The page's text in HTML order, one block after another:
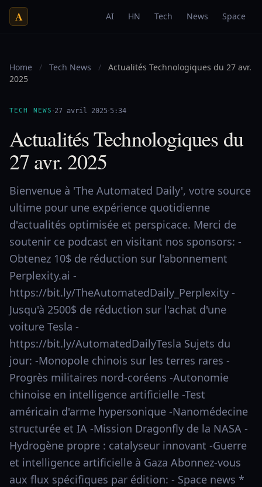
A AI HN Tech News Space
Home / Tech News /
Actualités Technologiques du 27 avr.
2025
TECH NEWS ·27 avril 2025·5:34
Actualités Technologiques du
27 avr. 2025
Bienvenue à 'The Automated Daily', votre source
ultime pour une expérience quotidienne
d'actualités optimisée et perspicace. Merci de
soutenir ce podcast en visitant nos sponsors: -
Obtenez 10$ de réduction sur l'abonnement
Perplexity.ai -
https://bit.ly/TheAutomatedDaily_Perplexity -
Jusqu'à 2500$ de réduction sur l'achat d'une
voiture Tesla -
https://bit.ly/AutomatedDailyTesla Sujets du
jour: -Monopole chinois sur les terres rares -
Progrès militaires nord-coréens -Autonomie
chinoise en intelligence artificielle -Test
américain d'arme hypersonique -Nanomédecine
structurée et IA -Mission Dragonfly de la NASA -
Hydrogène propre : catalyseur innovant -Guerre
et intelligence artificielle à Gaza Abonnez-vous
aux flux spécifiques par édition: - Space news *